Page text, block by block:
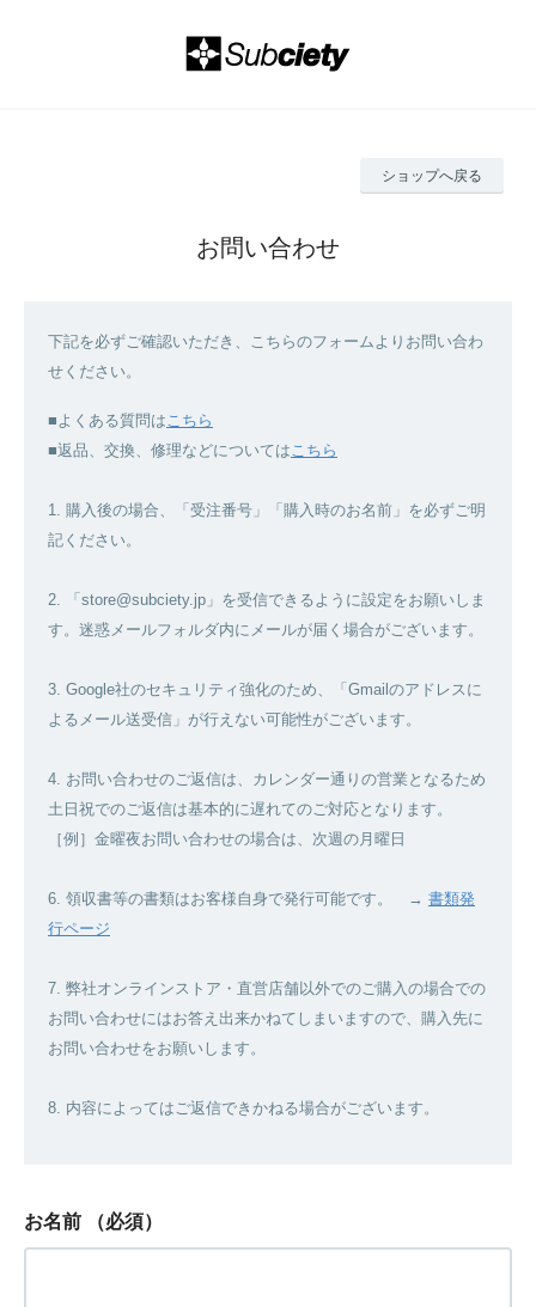
ショップへ戻る
お問い合わせ
下記を必ずご確認いただき、こちらのフォームよりお問い合わ
せください。
■よくある質問はこちら
■返品、交換、修理などについてはこちら
1. 購入後の場合、「受注番号」「購入時のお名前」を必ずご明
記ください。
2. 「store@subciety.jp」を受信できるように設定をお願いしま
す。迷惑メールフォルダ内にメールが届く場合がございます。
3. Google社のセキュリティ強化のため、「Gmailのアドレスに
よるメール送受信」が行えない可能性がございます。
4. お問い合わせのご返信は、カレンダー通りの営業となるため
土日祝でのご返信は基本的に遅れてのご対応となります。
［例］金曜夜お問い合わせの場合は、次週の月曜日
6. 領収書等の書類はお客様自身で発行可能です。 → 書類発
行ページ
7. 弊社オンラインストア・直営店舗以外でのご購入の場合での
お問い合わせにはお答え出来かねてしまいますので、購入先に
お問い合わせをお願いします。
8. 内容によってはご返信できかねる場合がございます。
お名前 （必須）